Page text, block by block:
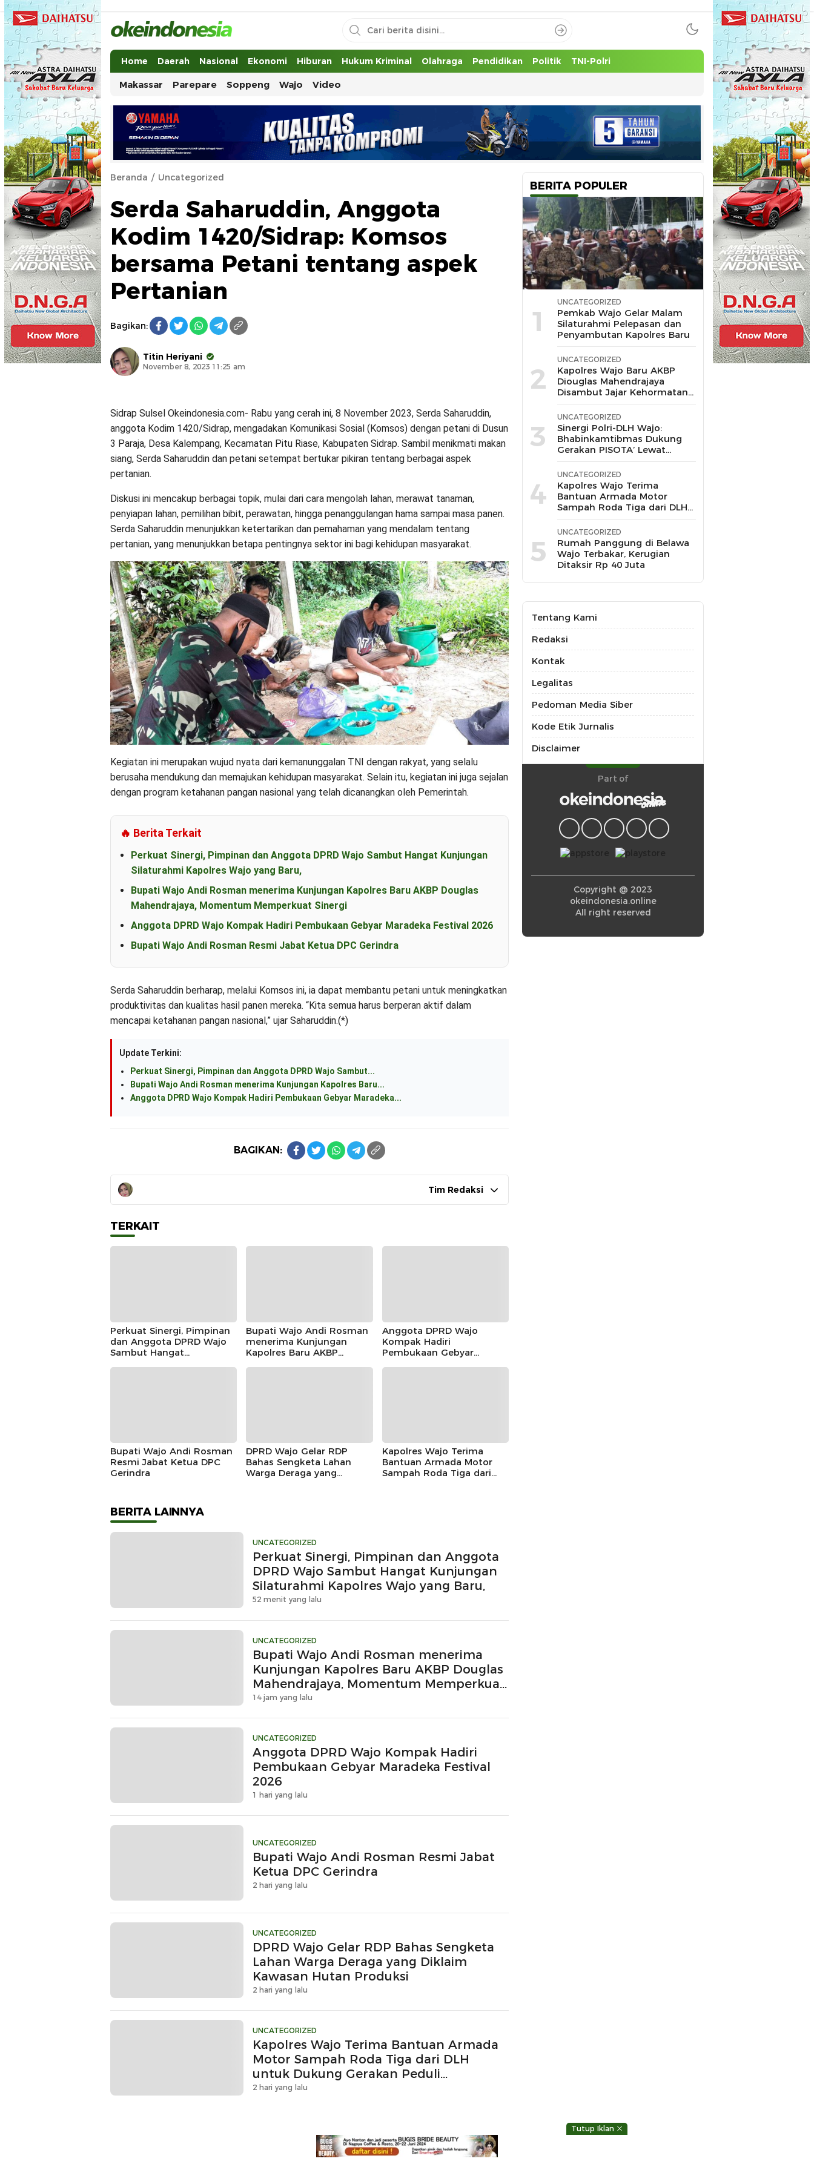
Okeindonesia.Online
Mengonlinekan Indonesia Secara Utuh
Home Daerah Nasional Ekonomi Hiburan Hukum Kriminal Olahraga Pendidikan Politik TNI-Polri
Makassar Parepare Soppeng Wajo Video
Beranda Uncategorized
Serda Saharuddin, Anggota
Kodim 1420/Sidrap: Komsos
bersama Petani tentang aspek
Pertanian
Bagikan:
Titin Heriyani
November 8, 2023 11:25 am
Sidrap Sulsel Okeindonesia.com- Rabu yang cerah ini, 8 November 2023, Serda Saharuddin,
anggota Kodim 1420/Sidrap, mengadakan Komunikasi Sosial (Komsos) dengan petani di Dusun
3 Paraja, Desa Kalempang, Kecamatan Pitu Riase, Kabupaten Sidrap. Sambil menikmati makan
siang, Serda Saharuddin dan petani setempat bertukar pikiran tentang berbagai aspek
pertanian.
Diskusi ini mencakup berbagai topik, mulai dari cara mengolah lahan, merawat tanaman,
penyiapan lahan, pemilihan bibit, perawatan, hingga penanggulangan hama sampai masa panen.
Serda Saharuddin menunjukkan ketertarikan dan pemahaman yang mendalam tentang
pertanian, yang menunjukkan betapa pentingnya sektor ini bagi kehidupan masyarakat.
Kegiatan ini merupakan wujud nyata dari kemanunggalan TNI dengan rakyat, yang selalu
berusaha mendukung dan memajukan kehidupan masyarakat. Selain itu, kegiatan ini juga sejalan
dengan program ketahanan pangan nasional yang telah dicanangkan oleh Pemerintah.
🔥 Berita Terkait
Perkuat Sinergi, Pimpinan dan Anggota DPRD Wajo Sambut Hangat Kunjungan
Silaturahmi Kapolres Wajo yang Baru,
Bupati Wajo Andi Rosman menerima Kunjungan Kapolres Baru AKBP Douglas
Mahendrajaya, Momentum Memperkuat Sinergi
Anggota DPRD Wajo Kompak Hadiri Pembukaan Gebyar Maradeka Festival 2026
Bupati Wajo Andi Rosman Resmi Jabat Ketua DPC Gerindra
Serda Saharuddin berharap, melalui Komsos ini, ia dapat membantu petani untuk meningkatkan
produktivitas dan kualitas hasil panen mereka. “Kita semua harus berperan aktif dalam
mencapai ketahanan pangan nasional,” ujar Saharuddin.(*)
Update Terkini:
Perkuat Sinergi, Pimpinan dan Anggota DPRD Wajo Sambut...
Bupati Wajo Andi Rosman menerima Kunjungan Kapolres Baru...
Anggota DPRD Wajo Kompak Hadiri Pembukaan Gebyar Maradeka...
BAGIKAN:
Tim Redaksi
TERKAIT
Perkuat Sinergi, Pimpinan
dan Anggota DPRD Wajo
Sambut Hangat
Bupati Wajo Andi Rosman
menerima Kunjungan
Kapolres Baru AKBP
Anggota DPRD Wajo
Kompak Hadiri
Pembukaan Gebyar
Bupati Wajo Andi Rosman
Resmi Jabat Ketua DPC
Gerindra
DPRD Wajo Gelar RDP
Bahas Sengketa Lahan
Warga Deraga yang
Kapolres Wajo Terima
Bantuan Armada Motor
Sampah Roda Tiga dari
BERITA LAINNYA
UNCATEGORIZED
Perkuat Sinergi, Pimpinan dan Anggota
DPRD Wajo Sambut Hangat Kunjungan
Silaturahmi Kapolres Wajo yang Baru,
52 menit yang lalu
UNCATEGORIZED
Bupati Wajo Andi Rosman menerima
Kunjungan Kapolres Baru AKBP Douglas
Mahendrajaya, Momentum Memperkuat
Sinergi
14 jam yang lalu
UNCATEGORIZED
Anggota DPRD Wajo Kompak Hadiri
Pembukaan Gebyar Maradeka Festival
2026
1 hari yang lalu
UNCATEGORIZED
Bupati Wajo Andi Rosman Resmi Jabat
Ketua DPC Gerindra
2 hari yang lalu
UNCATEGORIZED
DPRD Wajo Gelar RDP Bahas Sengketa
Lahan Warga Deraga yang Diklaim
Kawasan Hutan Produksi
2 hari yang lalu
UNCATEGORIZED
Kapolres Wajo Terima Bantuan Armada
Motor Sampah Roda Tiga dari DLH
untuk Dukung Gerakan Peduli
Lingkungan
2 hari yang lalu
BERITA POPULER
1
UNCATEGORIZED
Pemkab Wajo Gelar Malam
Silaturahmi Pelepasan dan
Penyambutan Kapolres Baru
2
UNCATEGORIZED
Kapolres Wajo Baru AKBP
Diouglas Mahendrajaya
Disambut Jajar Kehormatan
dan Tari Padduppa
3
UNCATEGORIZED
Sinergi Polri-DLH Wajo:
Bhabinkamtibmas Dukung
Gerakan PISOTA’ Lewat
Motor Sampah
4
UNCATEGORIZED
Kapolres Wajo Terima
Bantuan Armada Motor
Sampah Roda Tiga dari DLH
untuk Dukung Gerakan
Peduli Lingkungan
5
UNCATEGORIZED
Rumah Panggung di Belawa
Wajo Terbakar, Kerugian
Ditaksir Rp 40 Juta
Tentang Kami
Redaksi
Kontak
Legalitas
Pedoman Media Siber
Kode Etik Jurnalis
Disclaimer
Part of
Copyright @ 2023
okeindonesia.online
All right reserved
Tutup Iklan